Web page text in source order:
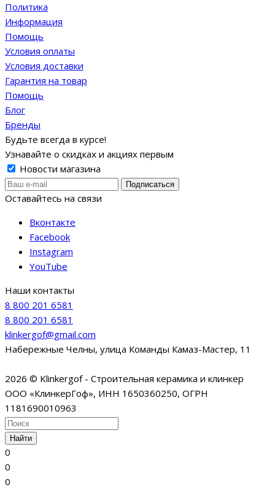
Политика
Информация
Помощь
Условия оплаты
Условия доставки
Гарантия на товар
Помощь
Блог
Бренды
Будьте всегда в курсе!
Узнавайте о скидках и акциях первым
Новости магазина
Оставайтесь на связи
Вконтакте
Facebook
Instagram
YouTube
Наши контакты
8 800 201 6581
8 800 201 6581
klinkergof@gmail.com
Набережные Челны, улица Команды Камаз-Мастер, 11
2026 © Klinkergof - Строительная керамика и клинкер
ООО «КлинкерГоф», ИНН 1650360250, ОГРН
1181690010963
Найти
0
0
0